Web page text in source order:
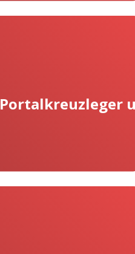
Portalkreuzleger